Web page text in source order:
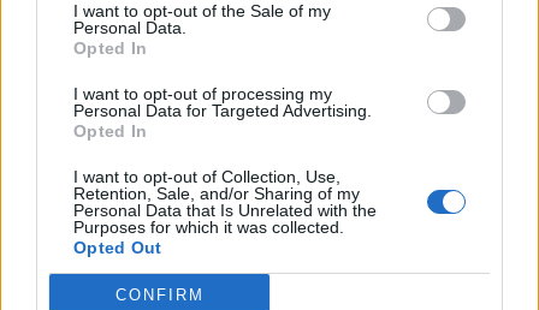
I want to opt-out of the Sale of my
Personal Data.
Opted In
I want to opt-out of processing my
Personal Data for Targeted Advertising.
Opted In
I want to opt-out of Collection, Use,
Retention, Sale, and/or Sharing of my
Personal Data that Is Unrelated with the
Purposes for which it was collected.
Opted Out
CONFIRM
bene nellanimo, per potere stare bene nel
corpo. Mantieniti per me. Salute sempre
più. Giorno terzo prima delle Idi, ora sesta.